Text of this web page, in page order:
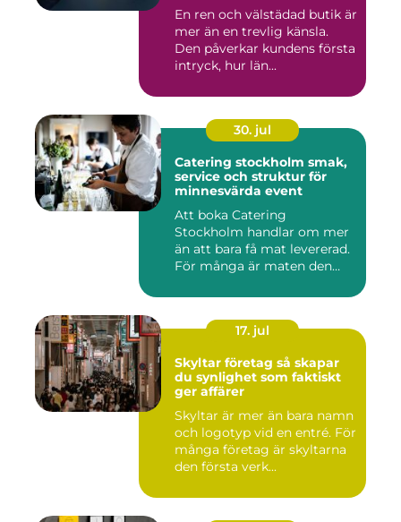
En ren och välstädad butik är
mer än en trevlig känsla.
Den påverkar kundens första
intryck, hur län...
30. jul
Catering stockholm smak,
service och struktur för
minnesvärda event
Att boka Catering
Stockholm handlar om mer
än att bara få mat levererad.
För många är maten den
17. jul
Skyltar företag så skapar
du synlighet som faktiskt
ger affärer
Skyltar är mer än bara namn
och logotyp vid en entré. För
många företag är skyltarna
den första verk...